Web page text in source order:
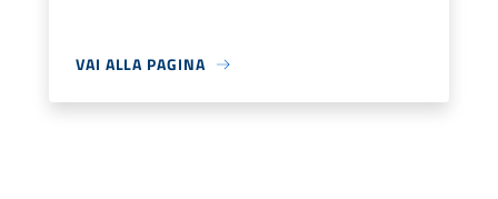
VAI ALLA PAGINA